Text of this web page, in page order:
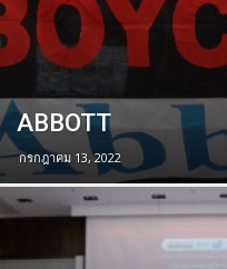
ABBOTT
กรกฎาคม 13, 2022